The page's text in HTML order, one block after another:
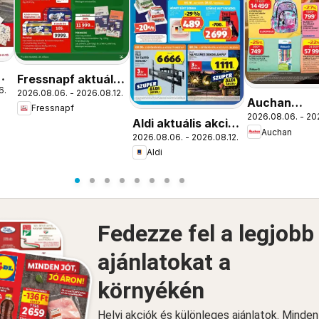
Fressnapf aktuális
akciós újság
2026.08.06. - 2026.08.12.
Fressnapf
Aldi aktuális akciós
újság
2026.08.06. - 2026.08.12.
Aldi
Auchan
ajánlatok
2026.08.06. -
Auchan
Fedezze fel a legjobb
ajánlatokat a
környékén
Helyi akciók és különleges ajánlatok.